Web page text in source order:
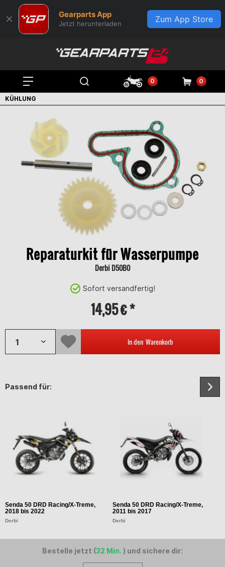
✕ Gearparts App
Jetzt herunterladen Zum App Store
0 0
KÜHLUNG
Reparaturkit für Wasserpumpe
Derbi D50B0
Sofort versandfertig!
14,95 € *
In den Warenkorb
Passend für:
Senda 50 DRD Racing/X-Treme,
2018 bis 2022
Derbi
Senda 50 DRD Racing/X-Treme,
2011 bis 2017
Derbi
Bestelle jetzt (32 Min. ) und sichere dir: